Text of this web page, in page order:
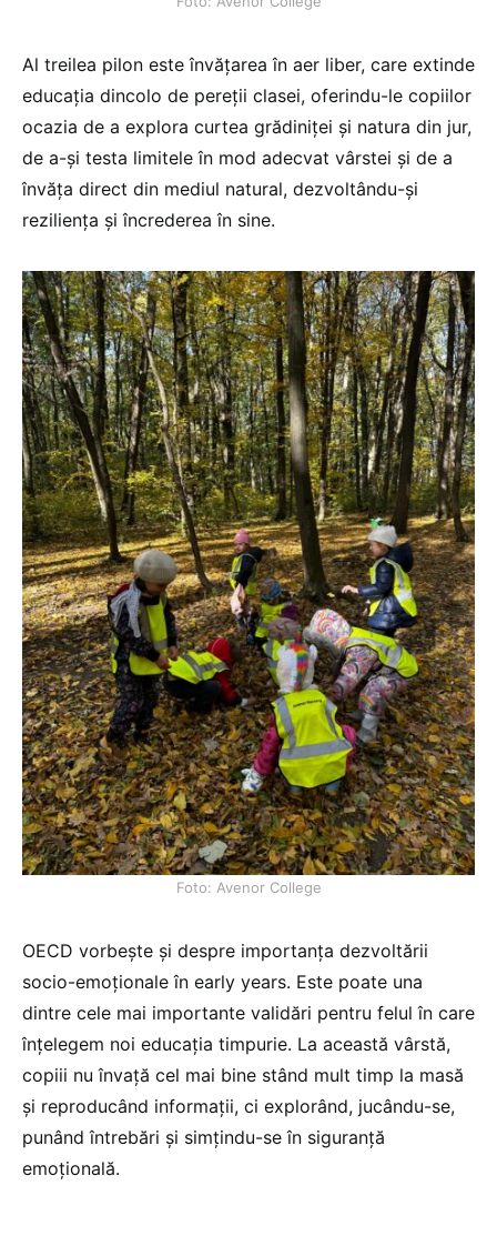
Al treilea pilon este învățarea în aer liber, care extinde
educația dincolo de pereții clasei, oferindu-le copiilor
ocazia de a explora curtea grădiniței și natura din jur,
de a-și testa limitele în mod adecvat vârstei și de a
învăța direct din mediul natural, dezvoltându-și
reziliența și încrederea în sine.
Foto: Avenor College
OECD vorbește și despre importanța dezvoltării
socio-emoționale în early years. Este poate una
dintre cele mai importante validări pentru felul în care
înțelegem noi educația timpurie. La această vârstă,
copiii nu învață cel mai bine stând mult timp la masă
și reproducând informații, ci explorând, jucându-se,
punând întrebări și simțindu-se în siguranță
emoțională.